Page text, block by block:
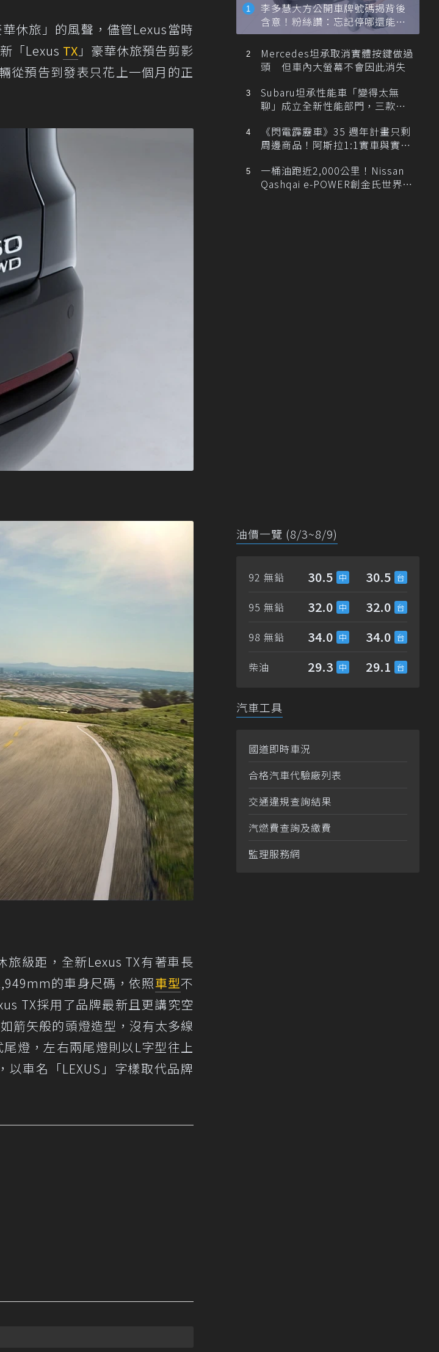
休旅」的風聲，儘管Lexus當時
「Lexus TX 」豪華休旅預告剪影
從預告到發表只花上一個月的正
旅級距，全新Lexus TX有著車長
的車身尺碼，依照車型不
TX採用了品牌最新且更講究空
箭矢般的頭燈造型，沒有太多線
燈，左右兩尾燈則以L字型往上
車名「LEXUS」字樣取代品牌
李多慧大方公開車牌號碼揭背後
含意！粉絲讚：忘記停哪還能幫
忙找車
Mercedes坦承取消實體按鍵做過
頭 但車內大螢幕不會因此消失
Subaru坦承性能車「變得太無
聊」成立全新性能部門，三款手
《閃電霹靂車》35 週年計畫只剩
周邊商品！阿斯拉1:1實車與實體
一桶油跑近2,000公里！Nissan
Qashqai e-POWER創金氏世界紀
油價一覽 (8/3~8/9)
92 無鉛 30.5 30.5
95 無鉛 32.0 32.0
98 無鉛 34.0 34.0
柴油 29.3 29.1
汽車工具
國道即時車況
合格汽車代驗廠列表
交通違規查詢結果
汽燃費查詢及繳費
監理服務網